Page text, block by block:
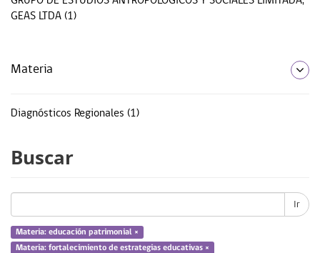
GEAS LTDA (1)
Materia
Diagnósticos Regionales (1)
estrategias educativas (1)
fortalecimiento de estrategias educativas (1)
patrimonio (1)
política pública (1)
Buscar
Ir
Materia: educación patrimonial ×
Materia: fortalecimiento de estrategias educativas ×